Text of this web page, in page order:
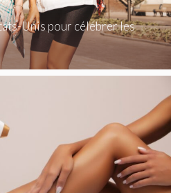
Unis pour célébrer les